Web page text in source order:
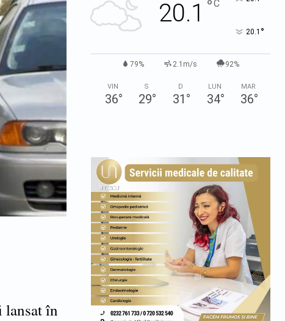
lansat în
20.1 °C
20.1 °
79% 2.1m/s 92%
VIN
36°
S
29°
D
31 °
LUN
34°
MAR
36°